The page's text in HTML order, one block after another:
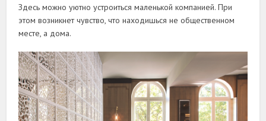
Здесь можно уютно устроиться маленькой компанией. При
этом возникнет чувство, что находишься не общественном
месте, а дома.